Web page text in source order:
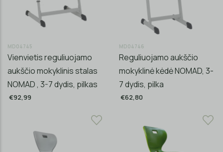
MD04745
Vienvietis reguliuojamo
aukščio mokyklinis stalas
NOMAD , 3-7 dydis, pilkas
€92,99
MD04746
Reguliuojamo aukščio
mokyklinė kėdė NOMAD, 3-
7 dydis, pilka
€62,80